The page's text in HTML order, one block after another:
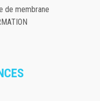
de membrane